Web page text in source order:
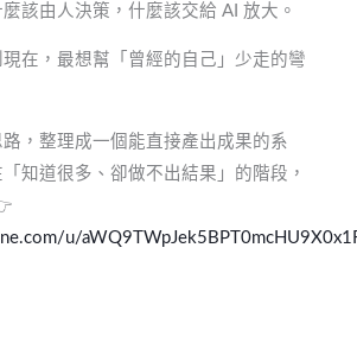
該由人決策，什麼該交給 AI 放大。
在，最想幫「曾經的自己」少走的彎
，整理成一個能直接產出成果的系
知道很多、卻做不出結果」的階段，
u/